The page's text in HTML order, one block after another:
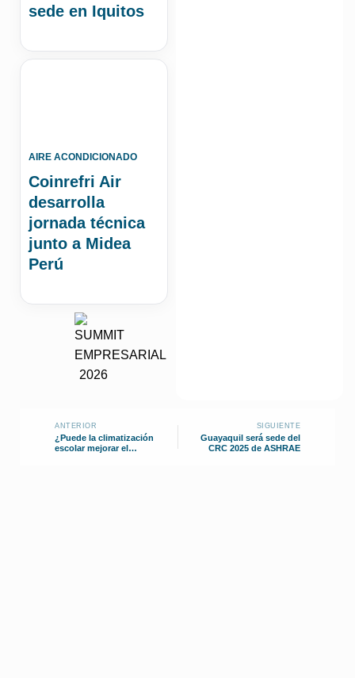
sede en Iquitos
AIRE ACONDICIONADO
Coinrefri Air
desarrolla
jornada técnica
junto a Midea
Perú
ANTERIOR
¿Puede la climatización
escolar mejorar el
SIGUIENTE
Guayaquil será sede del
CRC 2025 de ASHRAE